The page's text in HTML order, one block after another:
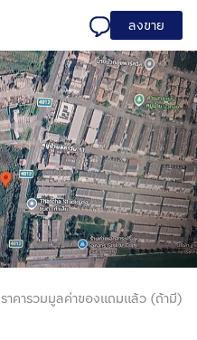
ลงขาย
ราคารวมมูลค่าของแถมแล้ว (ถ้ามี)